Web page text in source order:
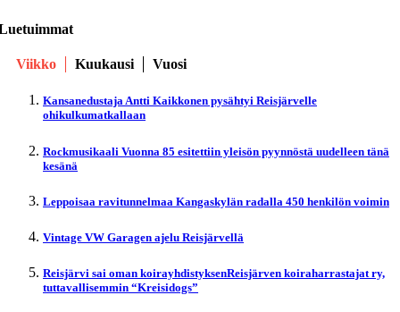
Viikko Kuukausi Vuosi
Kansanedustaja Antti Kaikkonen pysähtyi Reisjärvelle
ohikulkumatkallaan
Rockmusikaali Vuonna 85 esitettiin yleisön pyynnöstä uudelleen tänä
kesänä
Leppoisaa ravitunnelmaa Kangaskylän radalla 450 henkilön voimin
Vintage VW Garagen ajelu Reisjärvellä
Reisjärvi sai oman koirayhdistyksenReisjärven koiraharrastajat ry,
tuttavallisemmin “Kreisidogs”